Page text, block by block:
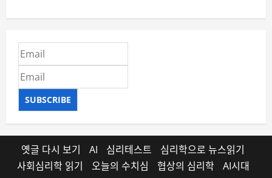
SUBSCRIBE
옛글 다시 보기 AI 심리테스트
심리학으로 뉴스읽기
사회심리학 읽기
오늘의 수치심 협상의 심리학 AI시대